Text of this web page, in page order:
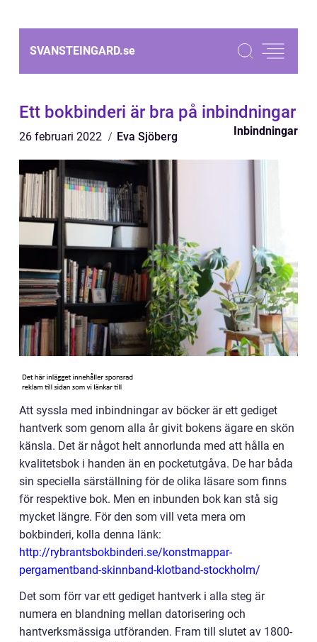
SVANSTEINGARD.se
Ett bokbinderi är bra på inbindningar
26 februari 2022 Eva Sjöberg Inbindningar
Att syssla med inbindningar av böcker är ett gediget
hantverk som genom alla år givit bokens ägare en skön
känsla. Det är något helt annorlunda med att hålla en
kvalitetsbok i handen än en pocketutgåva. De har båda
sin speciella särställning för de olika läsare som finns
för respektive bok. Men en inbunden bok kan stå sig
mycket längre. För den som vill veta mera om
bokbinderi, kolla denna länk:
http://rybrantsbokbinderi.se/konstmappar-
pergamentband-skinnband-klotband-stockholm/
Det som förr var ett gediget hantverk i alla steg är
numera en blandning mellan datorisering och
hantverksmässiga utföranden. Fram till slutet av 1800-